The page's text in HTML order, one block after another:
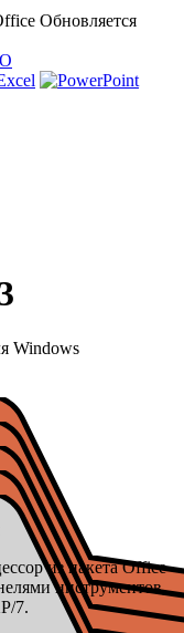
Обновляется
Windows
из пакета Office
инструментов,
7.